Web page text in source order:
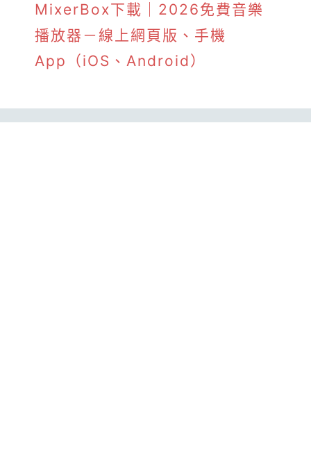
MixerBox下載｜2026免費音樂
播放器－線上網頁版、手機
App（iOS、Android）